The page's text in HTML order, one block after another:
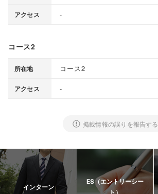
アクセス -
コース2
所在地 コース2
アクセス -
掲載情報の誤りを報告する
インターン
ES（エントリーシー
ト）